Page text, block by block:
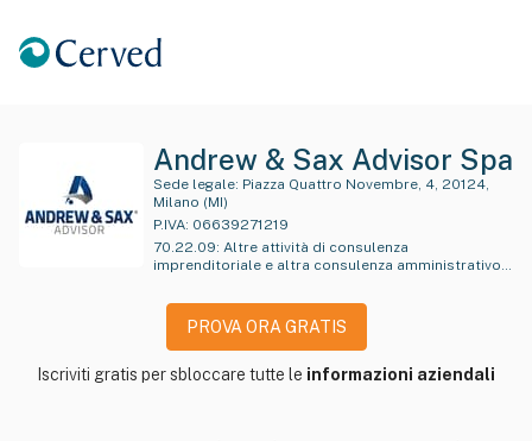
Andrew & Sax Advisor Spa
Sede legale:
Milano (MI)
P.IVA: 06639271219
70.22.09: Altre attività di consulenza
imprenditoriale e altra consulenza amministrativo-
PROVA ORA GRATIS
Iscriviti gratis per sbloccare tutte le informazioni aziendali